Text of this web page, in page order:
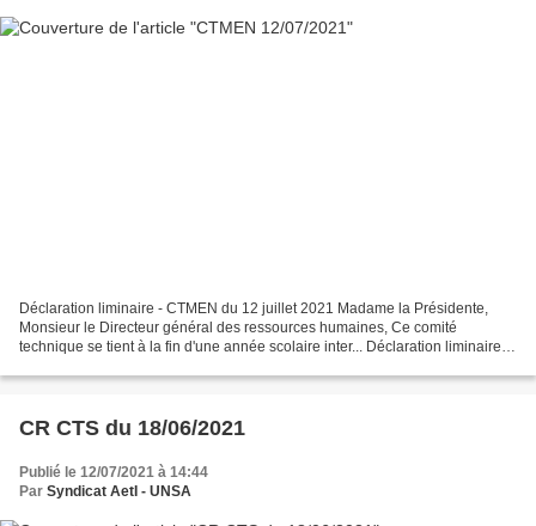
Déclaration liminaire - CTMEN du 12 juillet 2021 Madame la Présidente,
Monsieur le Directeur général des ressources humaines, Ce comité
technique se tient à la fin d'une année scolaire inter... Déclaration liminaire –
CR CTS du 18/06/2021
Publié le 12/07/2021 à 14:44
Par Syndicat AetI - UNSA